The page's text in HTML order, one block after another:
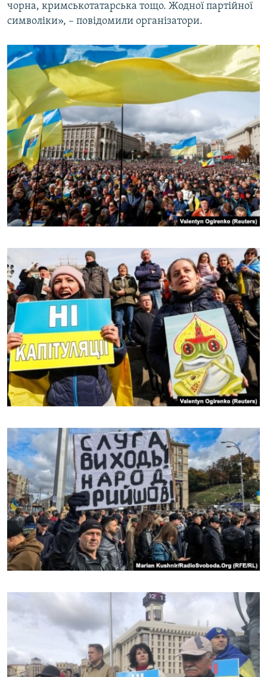
чорна, кримськотатарська тощо. Жодної партійної
символіки», – повідомили організатори.